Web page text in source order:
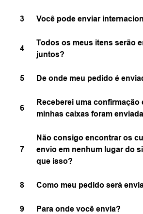
3 Você pode enviar
4
Todos os meus itens serão
juntos?
5 De onde meu pedido é
6
Receberei uma confirmação
minhas caixas foram
7
Não consigo encontrar os
envio em nenhum lugar do
que isso?
8 Como meu pedido será
9 Para onde você envia?